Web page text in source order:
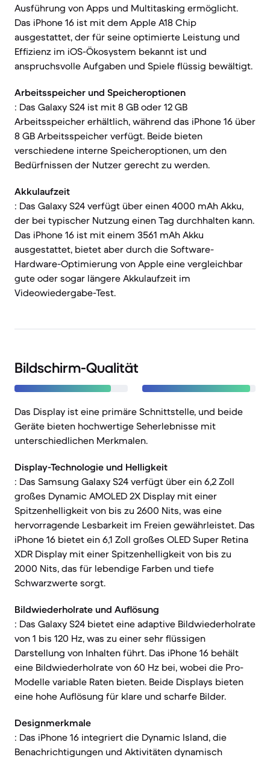
Ausführung von Apps und Multitasking ermöglicht.
Das iPhone 16 ist mit dem Apple A18 Chip
ausgestattet, der für seine optimierte Leistung und
Effizienz im iOS-Ökosystem bekannt ist und
anspruchsvolle Aufgaben und Spiele flüssig bewältigt.
Arbeitsspeicher und Speicheroptionen
: Das Galaxy S24 ist mit 8 GB oder 12 GB
Arbeitsspeicher erhältlich, während das iPhone 16 über
8 GB Arbeitsspeicher verfügt. Beide bieten
verschiedene interne Speicheroptionen, um den
Bedürfnissen der Nutzer gerecht zu werden.
Akkulaufzeit
: Das Galaxy S24 verfügt über einen 4000 mAh Akku,
der bei typischer Nutzung einen Tag durchhalten kann.
Das iPhone 16 ist mit einem 3561 mAh Akku
ausgestattet, bietet aber durch die Software-
Hardware-Optimierung von Apple eine vergleichbar
gute oder sogar längere Akkulaufzeit im
Videowiedergabe-Test.
Bildschirm-Qualität
Das Display ist eine primäre Schnittstelle, und beide
Geräte bieten hochwertige Seherlebnisse mit
unterschiedlichen Merkmalen.
Display-Technologie und Helligkeit
: Das Samsung Galaxy S24 verfügt über ein 6,2 Zoll
großes Dynamic AMOLED 2X Display mit einer
Spitzenhelligkeit von bis zu 2600 Nits, was eine
hervorragende Lesbarkeit im Freien gewährleistet. Das
iPhone 16 bietet ein 6,1 Zoll großes OLED Super Retina
XDR Display mit einer Spitzenhelligkeit von bis zu
2000 Nits, das für lebendige Farben und tiefe
Schwarzwerte sorgt.
Bildwiederholrate und Auflösung
: Das Galaxy S24 bietet eine adaptive Bildwiederholrate
von 1 bis 120 Hz, was zu einer sehr flüssigen
Darstellung von Inhalten führt. Das iPhone 16 behält
eine Bildwiederholrate von 60 Hz bei, wobei die Pro-
Modelle variable Raten bieten. Beide Displays bieten
eine hohe Auflösung für klare und scharfe Bilder.
Designmerkmale
: Das iPhone 16 integriert die Dynamic Island, die
Benachrichtigungen und Aktivitäten dynamisch